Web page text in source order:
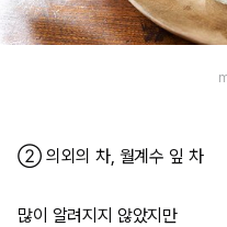
② 의외의 차, 월계수 잎 차
많이 알려지지 않았지만